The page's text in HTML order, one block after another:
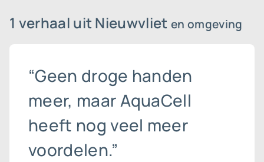
1 verhaal uit Nieuwvliet en omgeving
“Geen droge handen
meer, maar AquaCell
heeft nog veel meer
voordelen.”